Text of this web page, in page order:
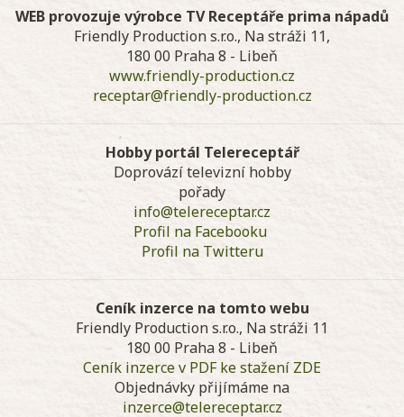
WEB provozuje výrobce TV Receptáře prima nápadů
Friendly Production s.r.o., Na stráži 11,
180 00 Praha 8 - Libeň
www.friendly-production.cz
receptar@friendly-production.cz
Hobby portál Telereceptář
Doprovází televizní hobby
pořady
info@telereceptar.cz
Profil na Facebooku
Profil na Twitteru
Ceník inzerce na tomto webu
Friendly Production s.r.o., Na stráži 11
180 00 Praha 8 - Libeň
Ceník inzerce v PDF ke stažení ZDE
Objednávky přijímáme na
inzerce@telereceptar.cz